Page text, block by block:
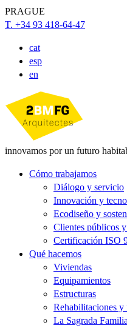
PRAGUE
T. +34 93 418-64-47
cat
esp
en
innovamos por un futuro
Cómo trabajamos
Diálogo y servicio
Innovación y
Ecodiseño y
Clientes públicos
Certificación ISO
Qué hacemos
Viviendas
Equipamientos
Estructuras
Rehabilitaciones y
La Sagrada Familia